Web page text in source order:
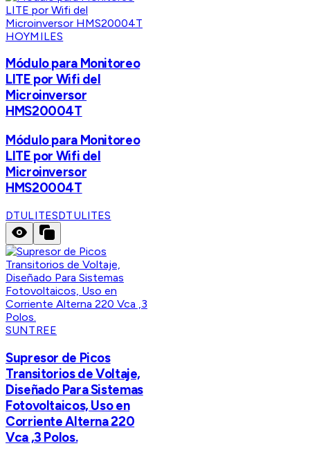
HOYMILES
Módulo para Monitoreo
LITE por Wifi del
Microinversor
HMS20004T
Módulo para Monitoreo
LITE por Wifi del
Microinversor
HMS20004T
DTULITESDTULITES
SUNTREE
Supresor de Picos
Transitorios de Voltaje,
Diseñado Para Sistemas
Fotovoltaicos, Uso en
Corriente Alterna 220
Vca ,3 Polos.